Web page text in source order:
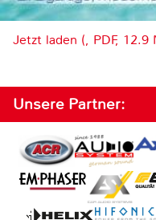
Jetzt laden (, PDF, 12.9
Unsere Partner: